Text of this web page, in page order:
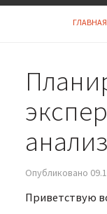
ГЛАВНАЯ
Опубликовано
Приветствую